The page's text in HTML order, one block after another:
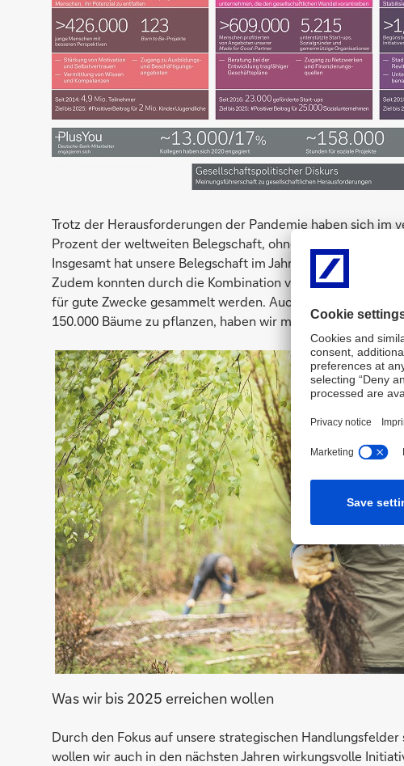
Trotz der Herausforderungen der Pandemie haben sich im
Prozent der weltweiten Belegschaft, ohne Postbank) in
Insgesamt hat unsere Belegschaft im Jahr 2020 rund
Zudem konnten durch die Kombination von Spenden der
für gute Zwecke gesammelt werden. Auch unser Ziel, zum
150.000 Bäume zu pflanzen, haben wir mit insgesamt über
Was wir bis 2025 erreichen wollen
Durch den Fokus auf unsere strategischen
wollen wir auch in den nächsten Jahren wirkungsvolle